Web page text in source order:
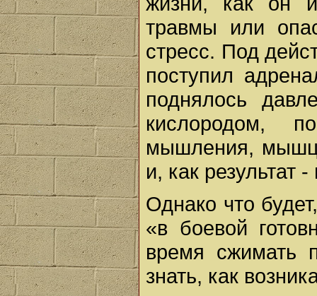
травмы или
стресс. Под
поступил
поднялось
кислородом,
мышления,
и, как результат
Однако что
«в боевой
время сжимать
знать, как